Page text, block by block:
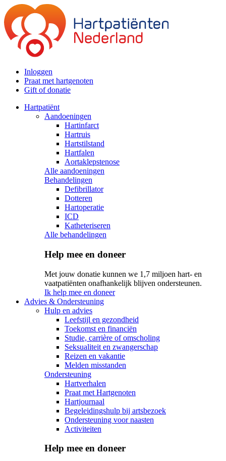
Inloggen
Praat met hartgenoten
Gift of donatie
Hartpatiënt
Aandoeningen
Hartinfarct
Hartruis
Hartstilstand
Hartfalen
Aortaklepstenose
Alle aandoeningen
Behandelingen
Defibrillator
Dotteren
Hartoperatie
ICD
Katheteriseren
Alle behandelingen
Help mee en doneer
Met jouw donatie kunnen we 1,7 miljoen hart- en
vaatpatiënten onafhankelijk blijven ondersteunen.
Ik help mee en doneer
Advies & Ondersteuning
Hulp en advies
Leefstijl en gezondheid
Toekomst en financiën
Studie, carrière of omscholing
Seksualiteit en zwangerschap
Reizen en vakantie
Melden misstanden
Ondersteuning
Hartverhalen
Praat met Hartgenoten
Hartjournaal
Begeleidingshulp bij artsbezoek
Ondersteuning voor naasten
Activiteiten
Help mee en doneer